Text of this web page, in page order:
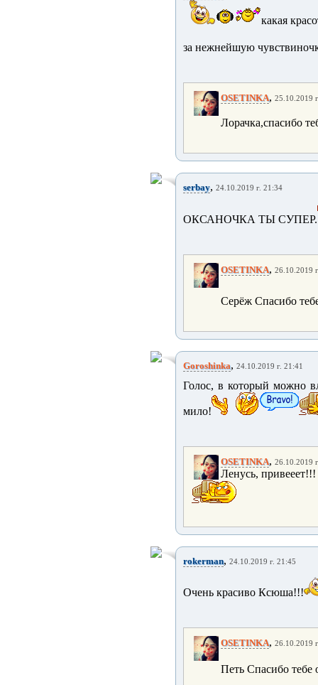
какая
за нежнейшую
OSETINKA, 25.10.2019
Лорачка,спасибо
serbay, 24.10.2019 г. 21:34
ОКСАНОЧКА ТЫ СУПЕР.
OSETINKA, 26.10.2019
Серёж Спасибо
Goroshinka, 24.10.2019 г. 21:41
Голос, в который можно
мило!
OSETINKA, 26.10.2019
Ленусь,
rokerman, 24.10.2019 г. 21:45
Очень красиво Ксюша!!!
OSETINKA, 26.10.2019
Петь Спасибо тебе